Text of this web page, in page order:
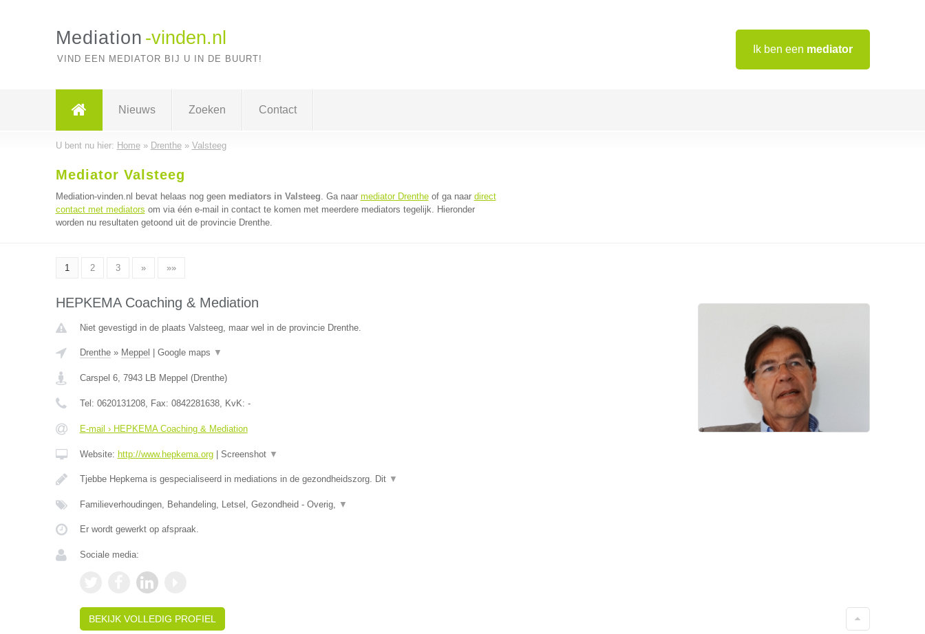
Ik ben een mediator
Mediation -vinden.nl
VIND EEN MEDIATOR BIJ U IN DE BUURT!
Nieuws Zoeken Contact
U bent nu hier: Home» Drenthe» Valsteeg
Mediator Valsteeg
Mediation-vinden.nl bevat helaas nog geen mediators in Valsteeg. Ga naar mediator Drentheof ga naar direct
contact met mediators om via één e-mail in contact te komen met meerdere mediators tegelijk. Hieronder
worden nu resultaten getoond uit de provincie Drenthe.
1 2 3 » »»
HEPKEMA Coaching & Mediation
Niet gevestigd in de plaats Valsteeg, maar wel in de provincie Drenthe.
Drenthe» Meppel Google maps ▼
Carspel 6, 7943 LB Meppel (Drenthe)
Tel: 0620131208, Fax: 0842281638, KvK: -
E-mail › HEPKEMA Coaching & Mediation
Website: http://www.hepkema.org| Screenshot ▼
Tjebbe Hepkema is gespecialiseerd in mediations in de gezondheidszorg. Dit ▼
Familieverhoudingen, Behandeling, Letsel, Gezondheid - Overig, ▼
Er wordt gewerkt op afspraak.
Sociale media:
BEKIJK VOLLEDIG PROFIEL